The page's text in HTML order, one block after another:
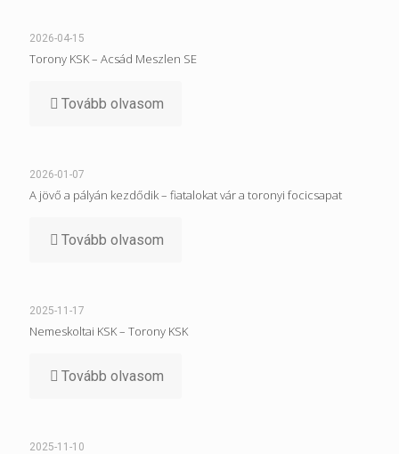
2026-04-15
Torony KSK – Acsád Meszlen SE
Tovább olvasom
2026-01-07
A jövő a pályán kezdődik – fiatalokat vár a toronyi focicsapat
Tovább olvasom
2025-11-17
Nemeskoltai KSK – Torony KSK
Tovább olvasom
2025-11-10